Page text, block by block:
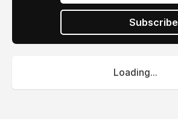
Subscribe
Loading...